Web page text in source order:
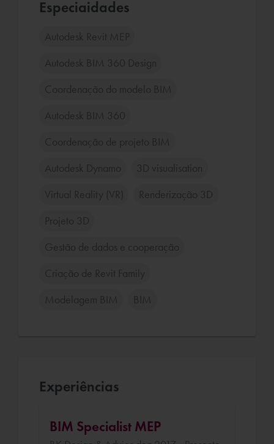
Especiaidades
Autodesk Revit MEP
Autodesk BIM 360 Design
Coordenação do modelo BIM
Autodesk BIM 360
Coordenação de projeto BIM
Autodesk Dynamo 3D visualisation
Virtual Reality (VR) Renderização 3D
Projeto 3D
Gestão de dados e cooperação
Criação de Revit Family
Modelagem BIM BIM
Experiências
BIM Specialist MEP